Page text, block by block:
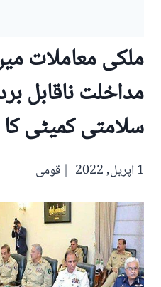
ملکی معاملات
مداخلت ناقابل
سلامتی کمیٹی کا
1 اپریل, 2022 قومی